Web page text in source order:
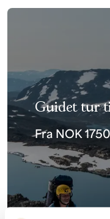
Guidet tur
Fra NOK